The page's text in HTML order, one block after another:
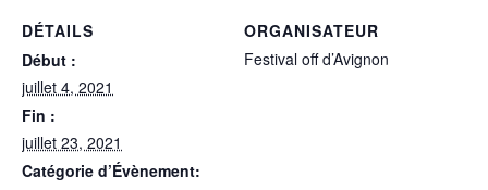
DÉTAILS
Début :
juillet 4, 2021
Fin :
juillet 23, 2021
Catégorie d’Évènement:
ORGANISATEUR
Festival off d’Avignon